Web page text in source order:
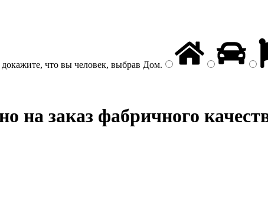
что вы человек, выбрав Дом.
на заказ фабричного